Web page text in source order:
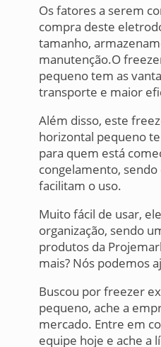
Os fatores a serem
compra deste
tamanho,
manutenção.O
pequeno tem as
transporte e maior
Além disso, este
horizontal pequeno
para quem está
congelamento,
facilitam o uso.
Muito fácil de usar,
organização, sendo
produtos da
mais? Nós podemos
Buscou por freezer
pequeno, ache a
mercado. Entre em
equipe hoje e ache a